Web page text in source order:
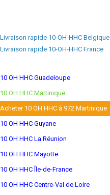
Livraison rapide 10-OH-HHC Belgique
Livraison rapide 10-OH-HHC France
10 OH HHC Guadeloupe
10 OH HHC Martinique
Acheter 10 OH HHC à 972 Martinique
10 OH HHC Guyane
10 OH HHC La Réunion
10 OH HHC Mayotte
10 OH HHC Île-de-France
10 OH HHC Centre-Val de Loire